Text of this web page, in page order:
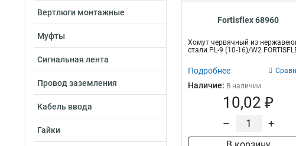
Вертлюги монтажные
Муфты
Сигнальная лента
Провод заземления
Кабель ввода
Гайки
Fortisflex 68960
Хомут червячный из
стали PL-9 (10-16)/W2
Подробнее
Наличие: В наличии
10,02 ₽
– +